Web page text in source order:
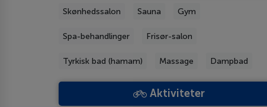
Skønhedssalon Sauna Gym
Spa-behandlinger Frisør-salon
Tyrkisk bad (hamam) Massage Dampbad
Aktiviteter